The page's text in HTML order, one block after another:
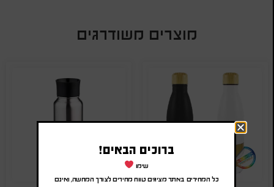
מוצרים משודרגים
ברוכים הבאים!
שימו
כל המחירים באתר מציגים טווח מחירים לצורך המחשה, ואינם